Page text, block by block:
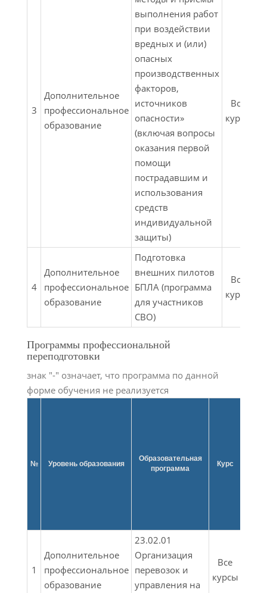
3
Дополнительное
профессиональное
образование
выполнения работ
при воздействии
вредных и (или)
опасных
производственных
факторов,
источников
опасности»
(включая вопросы
оказания первой
помощи
пострадавшим и
использования
средств
индивидуальной
защиты)
Все
курсы
4
Дополнительное
профессиональное
образование
Подготовка
внешних пилотов
БПЛА (программа
для участников
СВО)
Все
курсы
Программы профессиональной
переподготовки
знак "-" означает, что программа по данной
форме обучения не реализуется
№ Уровень образования
Образовательная
программа
Курс
1
Дополнительное
профессиональное
образование
23.02.01
Организация
перевозок и
управления на
Все
курсы